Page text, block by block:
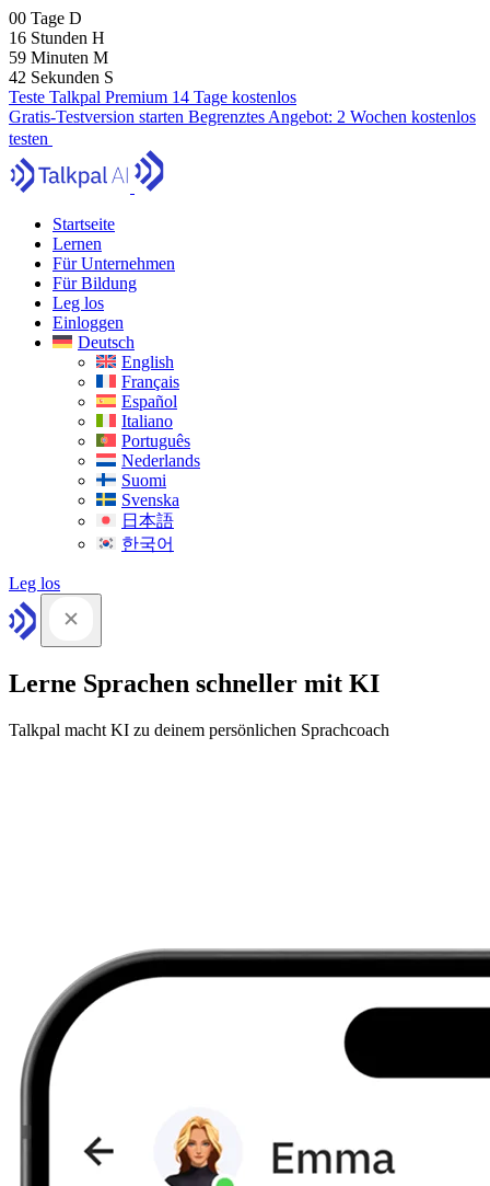
00 Tage D
16 Stunden H
59 Minuten M
41 Sekunden S
Teste Talkpal Premium 14 Tage kostenlos
Gratis-Testversion starten Begrenztes Angebot: 2 Wochen kostenlos
testen
Startseite
Lernen
Für Unternehmen
Für Bildung
Leg los
Einloggen
Deutsch
English
Français
Español
Italiano
Português
Nederlands
Suomi
Svenska
日本語
한국어
Leg los
Lerne Sprachen schneller mit KI
Talkpal macht KI zu deinem persönlichen Sprachcoach